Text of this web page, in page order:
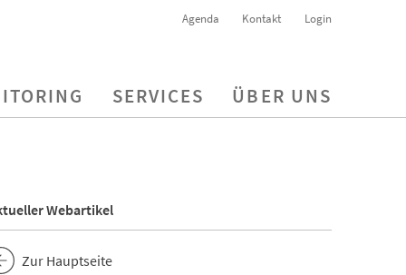
Agenda Kontakt Login
SERVICES ÜBER UNS
Webartikel
Zur Hauptseite